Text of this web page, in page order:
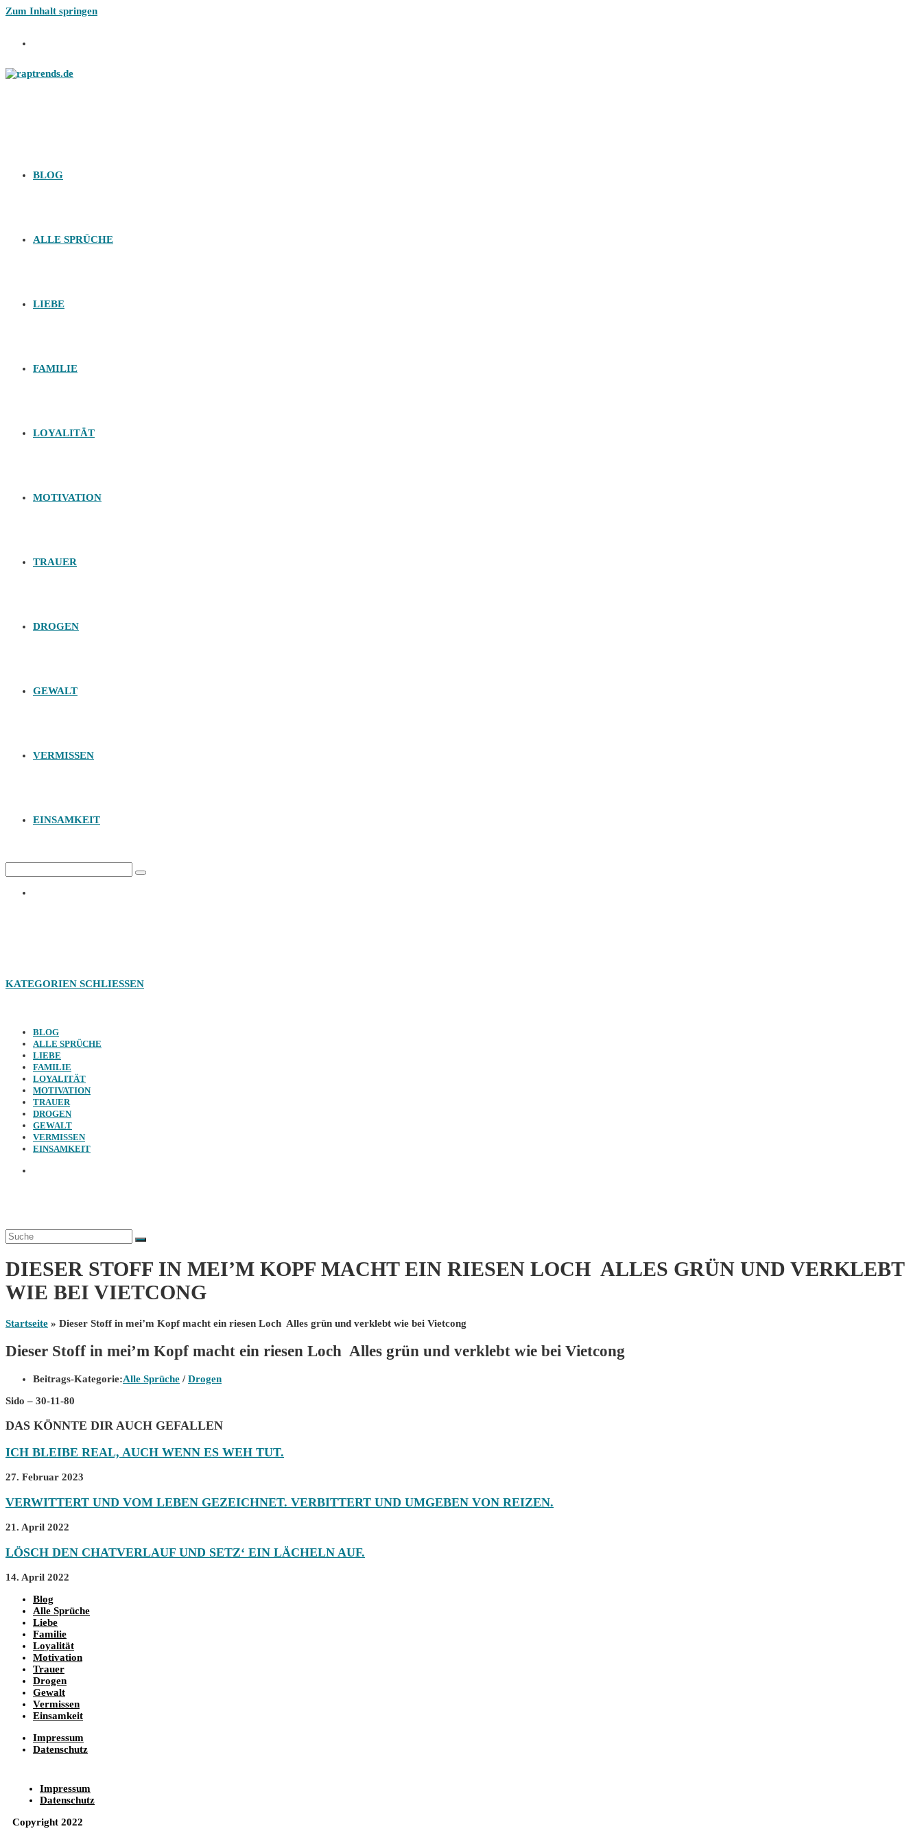
Zum Inhalt springen
BLOG
ALLE SPRÜCHE
LIEBE
FAMILIE
LOYALITÄT
MOTIVATION
TRAUER
DROGEN
GEWALT
VERMISSEN
EINSAMKEIT
KATEGORIEN SCHLIESSEN
BLOG
ALLE SPRÜCHE
LIEBE
FAMILIE
LOYALITÄT
MOTIVATION
TRAUER
DROGEN
GEWALT
VERMISSEN
EINSAMKEIT
DIESER STOFF IN MEI’M KOPF MACHT EIN RIESEN LOCH ALLES GRÜN UND VERKLEBT
WIE BEI VIETCONG
Startseite » Dieser Stoff in mei’m Kopf macht ein riesen Loch Alles grün und verklebt wie bei Vietcong
Dieser Stoff in mei’m Kopf macht ein riesen Loch Alles grün und verklebt wie bei Vietcong
Beitrags-Kategorie:Alle Sprüche / Drogen
Sido – 30-11-80
DAS KÖNNTE DIR AUCH GEFALLEN
ICH BLEIBE REAL, AUCH WENN ES WEH TUT.
27. Februar 2023
VERWITTERT UND VOM LEBEN GEZEICHNET. VERBITTERT UND UMGEBEN VON REIZEN.
21. April 2022
LÖSCH DEN CHATVERLAUF UND SETZ‘ EIN LÄCHELN AUF.
14. April 2022
Blog
Alle Sprüche
Liebe
Familie
Loyalität
Motivation
Trauer
Drogen
Gewalt
Vermissen
Einsamkeit
Impressum
Datenschutz
Impressum
Datenschutz
Copyright 2022